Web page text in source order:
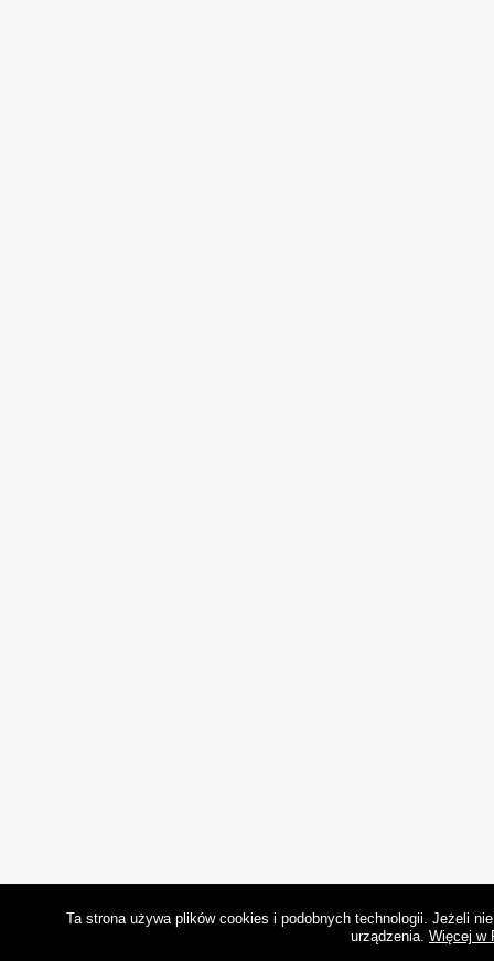
Ta strona używa plików cookies i podobnych technologii. Jeżeli
urządzenia. Więcej w